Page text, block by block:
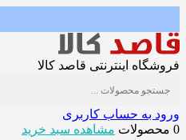
فروشگاه اینترنتی قاصد کالا
ورود به حساب کاربری
0 محصولات
مشاهده سبد خرید